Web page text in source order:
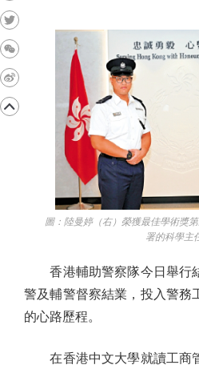
圖：陸曼婷（右）榮獲最佳學術獎第
署的科學主
香港輔助警察隊今日舉行
警及輔警督察結業，投入警務
的心路歷程。
在香港中文大學就讀工商